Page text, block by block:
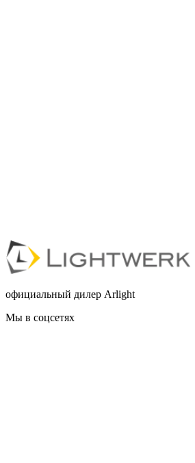
официальный дилер Arlight
Мы в соцсетях